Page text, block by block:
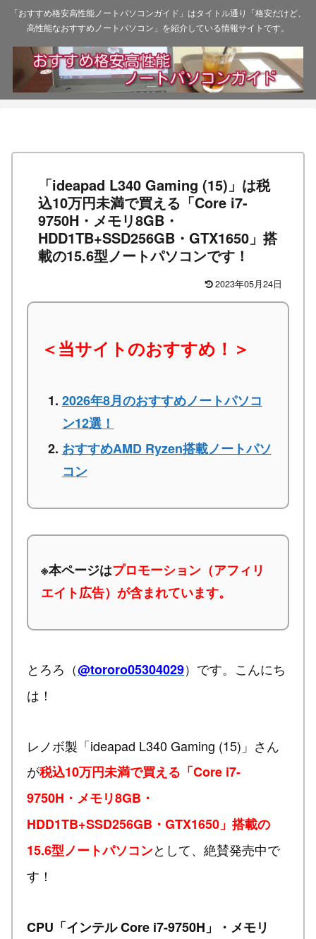
「おすすめ格安高性能ノートパソコンガイド」はタイトル通り「格安だけど、
高性能なおすすめノートパソコン」を紹介している情報サイトです。
「ideapad L340 Gaming (15)」は税
込10万円未満で買える「Core i7-
9750H・メモリ8GB・
HDD1TB+SSD256GB・GTX1650」搭
載の15.6型ノートパソコンです！
2023年05月24日
＜当サイトのおすすめ！＞
2026年8月のおすすめノートパソコ
ン12選！
おすすめAMD Ryzen搭載ノートパソ
コン
※本ページはプロモーション（アフィリ
エイト広告）が含まれています。
とろろ（@tororo05304029）です。こんにち
は！
レノボ製「ideapad L340 Gaming (15)」さん
が税込10万円未満で買える「Core i7-
9750H・メモリ8GB・
HDD1TB+SSD256GB・GTX1650」搭載の
15.6型ノートパソコンとして、絶賛発売中で
す！
CPU「インテル Core i7-9750H」・メモリ